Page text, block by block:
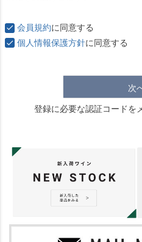
会員規約に同意する
個人情報保護方針に同意する
次
登録に必要な認証コードを